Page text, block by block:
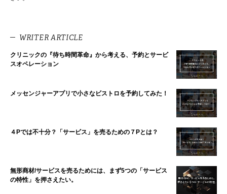
WRITER ARTICLE
クリニックの『待ち時間革命』から考える、予約とサービ
スオペレーション
メッセンジャーアプリで小さなビストロを予約してみた！
４Pでは不十分？「サービス」を売るための７Pとは？
無形商材/サービスを売るためには、まず5つの「サービス
の特性」を押さえたい。